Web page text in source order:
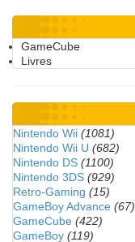
GameCube
Livres
Nintendo Wii (1081)
Nintendo Wii U (682)
Nintendo DS (1100)
Nintendo 3DS (929)
Retro-Gaming (15)
GameBoy Advance (67)
GameCube (422)
GameBoy (119)